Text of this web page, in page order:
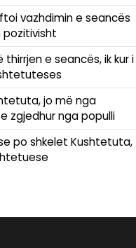
vazhdimin e seancës
pozitivisht
e seancës, ik kur i
jo më nga
zgjedhur nga populli
po shkelet Kushtetuta,